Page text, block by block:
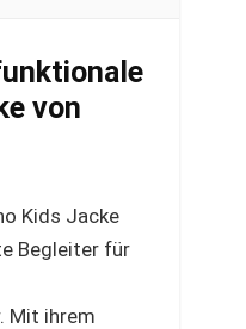
von
Kids Jacke
Begleiter für
Mit ihrem